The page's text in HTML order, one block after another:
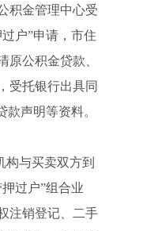
金管理中心受
户”申请，市住
原公积金贷款、
受托银行出具同
款声明等资料。
与买卖双方到
过户”组合业
注销登记、二手